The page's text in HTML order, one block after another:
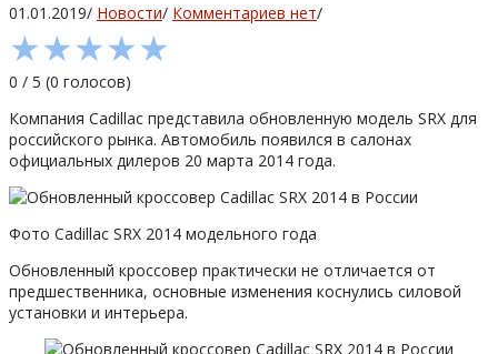
01.01.2019/ Новости/ Комментариев нет/
★★★★★
0 / 5 (0 голосов)
Компания Cadillac представила обновленную модель SRX для
российского рынка. Автомобиль появился в салонах
официальных дилеров 20 марта 2014 года.
Фото Cadillac SRX 2014 модельного года
Обновленный кроссовер практически не отличается от
предшественника, основные изменения коснулись силовой
установки и интерьера.